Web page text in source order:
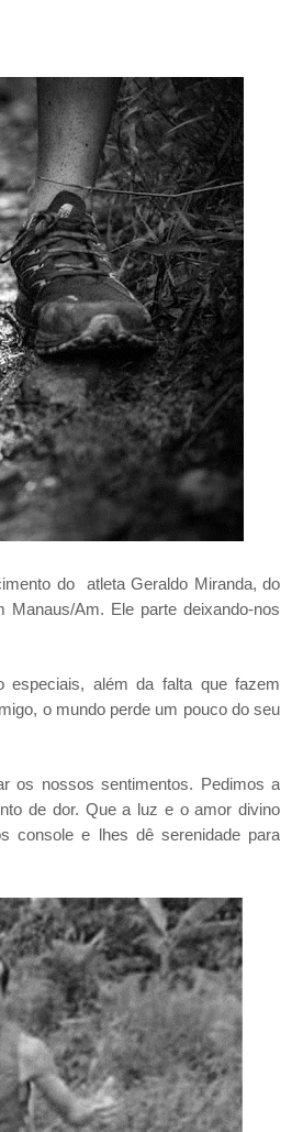
do atleta Geraldo Miranda, do
Manaus/Am. Ele parte deixando-nos
além da falta que fazem
o mundo perde um pouco do seu
os nossos sentimentos. Pedimos a
de dor. Que a luz e o amor divino
console e lhes dê serenidade para